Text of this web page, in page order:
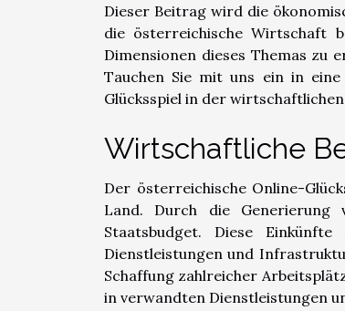
Dieser Beitrag wird die
die österreichische Wirtschaft
Dimensionen dieses Themas zu
Tauchen Sie mit uns ein in eine
Glücksspiel in der
Wirtschaftliche
Der österreichische Online-
Land. Durch die Generierung
Staatsbudget. Diese
Dienstleistungen und
Schaffung zahlreicher
in verwandten Dienstleistungen